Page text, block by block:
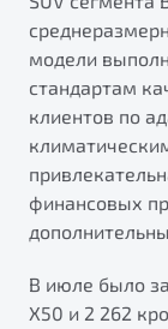
от 2 499 990
Обзор В
Запись на
модели
стандартам
клиентов по
финансовых
В июле было
X50 и 2 262